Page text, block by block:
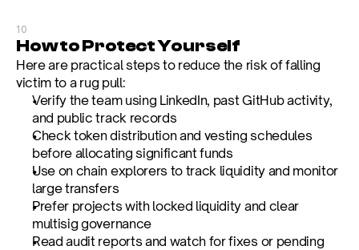
10
How to Protect Yourself
Here are practical steps to reduce the risk of falling
victim to a rug pull:
Verify the team using LinkedIn, past GitHub activity,
and public track records
Check token distribution and vesting schedules
before allocating significant funds
Use on chain explorers to track liquidity and monitor
large transfers
Prefer projects with locked liquidity and clear
multisig governance
Read audit reports and watch for fixes or pending